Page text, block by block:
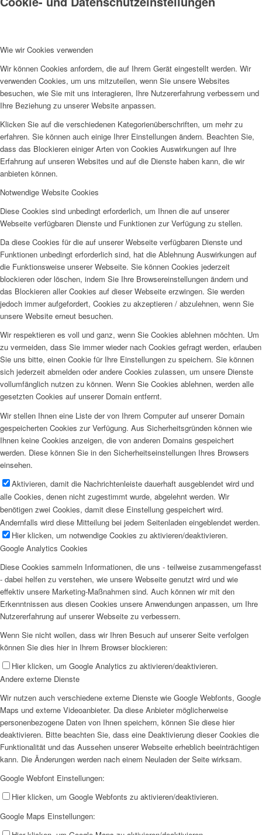
Wie wir Cookies verwenden
Wir können Cookies anfordern, die auf Ihrem Gerät eingestellt werden. Wir
verwenden Cookies, um uns mitzuteilen, wenn Sie unsere Websites
besuchen, wie Sie mit uns interagieren, Ihre Nutzererfahrung verbessern und
Ihre Beziehung zu unserer Website anpassen.
Klicken Sie auf die verschiedenen Kategorienüberschriften, um mehr zu
erfahren. Sie können auch einige Ihrer Einstellungen ändern. Beachten Sie,
dass das Blockieren einiger Arten von Cookies Auswirkungen auf Ihre
Erfahrung auf unseren Websites und auf die Dienste haben kann, die wir
anbieten können.
Notwendige Website Cookies
Diese Cookies sind unbedingt erforderlich, um Ihnen die auf unserer
Webseite verfügbaren Dienste und Funktionen zur Verfügung zu stellen.
Da diese Cookies für die auf unserer Webseite verfügbaren Dienste und
Funktionen unbedingt erforderlich sind, hat die Ablehnung Auswirkungen auf
die Funktionsweise unserer Webseite. Sie können Cookies jederzeit
blockieren oder löschen, indem Sie Ihre Browsereinstellungen ändern und
das Blockieren aller Cookies auf dieser Webseite erzwingen. Sie werden
jedoch immer aufgefordert, Cookies zu akzeptieren / abzulehnen, wenn Sie
unsere Website erneut besuchen.
Wir respektieren es voll und ganz, wenn Sie Cookies ablehnen möchten. Um
zu vermeiden, dass Sie immer wieder nach Cookies gefragt werden, erlauben
Sie uns bitte, einen Cookie für Ihre Einstellungen zu speichern. Sie können
sich jederzeit abmelden oder andere Cookies zulassen, um unsere Dienste
vollumfänglich nutzen zu können. Wenn Sie Cookies ablehnen, werden alle
gesetzten Cookies auf unserer Domain entfernt.
Wir stellen Ihnen eine Liste der von Ihrem Computer auf unserer Domain
gespeicherten Cookies zur Verfügung. Aus Sicherheitsgründen können wie
Ihnen keine Cookies anzeigen, die von anderen Domains gespeichert
werden. Diese können Sie in den Sicherheitseinstellungen Ihres Browsers
einsehen.
Aktivieren, damit die Nachrichtenleiste dauerhaft ausgeblendet wird und
alle Cookies, denen nicht zugestimmt wurde, abgelehnt werden. Wir
benötigen zwei Cookies, damit diese Einstellung gespeichert wird.
Andernfalls wird diese Mitteilung bei jedem Seitenladen eingeblendet werden.
Hier klicken, um notwendige Cookies zu aktivieren/deaktivieren.
Google Analytics Cookies
Diese Cookies sammeln Informationen, die uns - teilweise zusammengefasst
- dabei helfen zu verstehen, wie unsere Webseite genutzt wird und wie
effektiv unsere Marketing-Maßnahmen sind. Auch können wir mit den
Erkenntnissen aus diesen Cookies unsere Anwendungen anpassen, um Ihre
Nutzererfahrung auf unserer Webseite zu verbessern.
Wenn Sie nicht wollen, dass wir Ihren Besuch auf unserer Seite verfolgen
können Sie dies hier in Ihrem Browser blockieren:
Hier klicken, um Google Analytics zu aktivieren/deaktivieren.
Andere externe Dienste
Wir nutzen auch verschiedene externe Dienste wie Google Webfonts, Google
Maps und externe Videoanbieter. Da diese Anbieter möglicherweise
personenbezogene Daten von Ihnen speichern, können Sie diese hier
deaktivieren. Bitte beachten Sie, dass eine Deaktivierung dieser Cookies die
Funktionalität und das Aussehen unserer Webseite erheblich beeinträchtigen
kann. Die Änderungen werden nach einem Neuladen der Seite wirksam.
Google Webfont Einstellungen:
Hier klicken, um Google Webfonts zu aktivieren/deaktivieren.
Google Maps Einstellungen: